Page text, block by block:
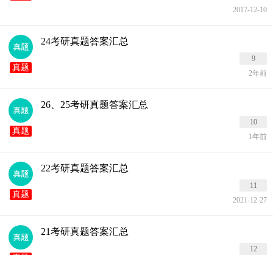
2017-12-10
真题
24考研真题答案汇总
9
2年前
真题
26、25考研真题答案汇总
10
1年前
真题
22考研真题答案汇总
11
2021-12-27
21考研真题答案汇总
12